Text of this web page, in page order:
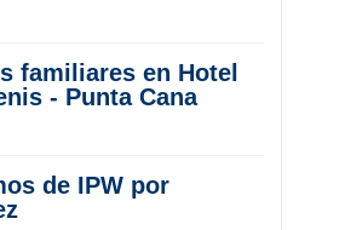
familiares en Hotel
- Punta Cana
de IPW por